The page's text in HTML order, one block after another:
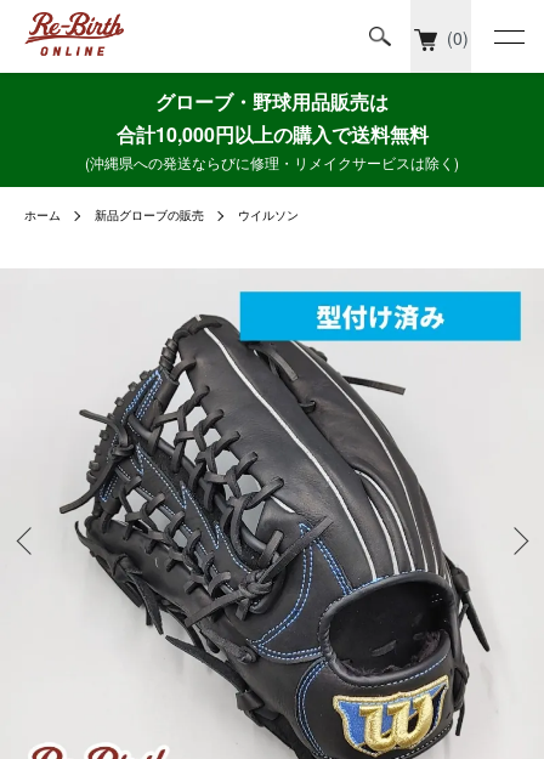
(0)
グローブ・野球用品販売は
合計10,000円以上の購入で送料無料
(沖縄県への発送ならびに修理・リメイクサービスは除く)
ホーム 新品グローブの販売 ウイルソン